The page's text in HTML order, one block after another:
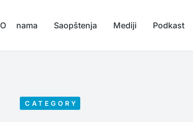
O nama Saopštenja Mediji Podkast
CATEGORY